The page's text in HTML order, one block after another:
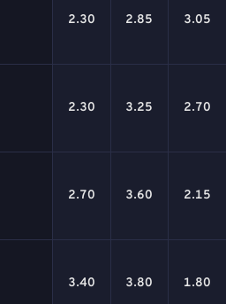
2.30 2.85 3.05
2.30 3.25 2.70
2.70 3.60 2.15
3.40 3.80 1.80